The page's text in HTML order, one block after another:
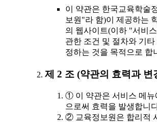
이 약관은 한국교육학술
보원"라 함)이 제공하는
의 웹사이트(이하 "서비
관한 조건 및 절차와 기
정하는 것을 목적으로 합
제 2 조 (약관의 효력과 변
① 이 약관은 서비스 메뉴
으로써 효력을 발생합니
② 교육정보원은 합리적